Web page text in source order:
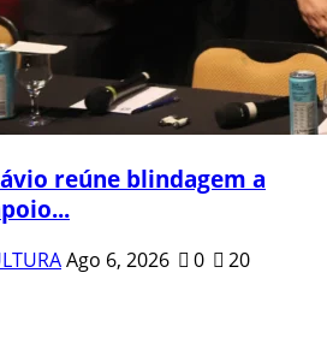
reúne blindagem a
Ago 6, 2026 0
20